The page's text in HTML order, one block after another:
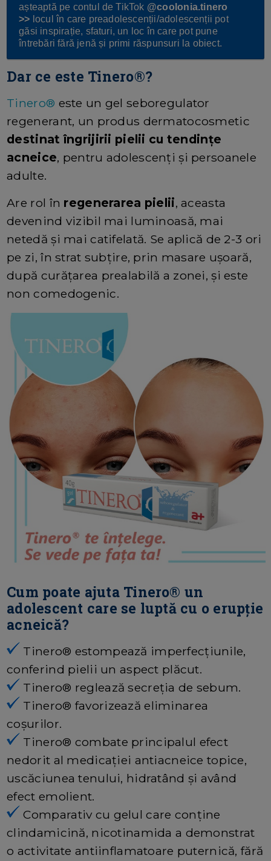
așteaptă pe contul de TikTok @coolonia.tinero
>> locul în care preadolescenții/adolescenții pot
găsi inspirație, sfaturi, un loc în care pot pune
întrebări fără jenă și primi răspunsuri la obiect.
Dar ce este Tinero®?
Tinero® este un gel seboregulator
regenerant, un produs dermatocosmetic
destinat îngrijirii pielii cu tendinţe
acneice, pentru adolescenţi şi persoanele
adulte.
Are rol în regenerarea pielii, aceasta
devenind vizibil mai luminoasă, mai
netedă și mai catifelată. Se aplică de 2-3 ori
pe zi, în strat subțire, prin masare ușoară,
după curăţarea prealabilă a zonei, și este
non comedogenic.
Cum poate ajuta Tinero® un
adolescent care se luptă cu o erupție
acneică?
Tinero® estompează imperfecțiunile,
conferind pielii un aspect plăcut.
Tinero® reglează secreția de sebum.
Tinero® favorizează eliminarea
coșurilor.
Tinero® combate principalul efect
nedorit al medicaţiei antiacneice topice,
uscăciunea tenului, hidratând şi având
efect emolient.
Comparativ cu gelul care conţine
clindamicină, nicotinamida a demonstrat
o activitate antiinflamatoare puternică, fără